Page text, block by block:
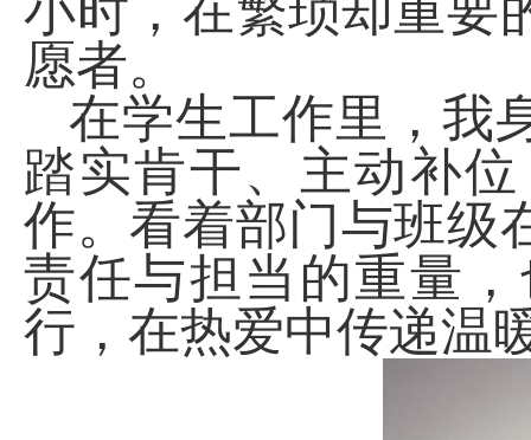
小时，在繁琐却重要
愿者。
在学生工作里，我
踏实肯干、主动补
作。看着部门与班级
责任与担当的重量
行，在热爱中传递温